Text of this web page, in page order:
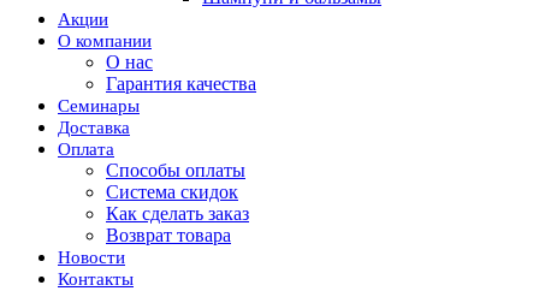
Акции
О компании
О нас
Гарантия качества
Семинары
Доставка
Оплата
Способы оплаты
Система скидок
Как сделать заказ
Возврат товара
Новости
Контакты